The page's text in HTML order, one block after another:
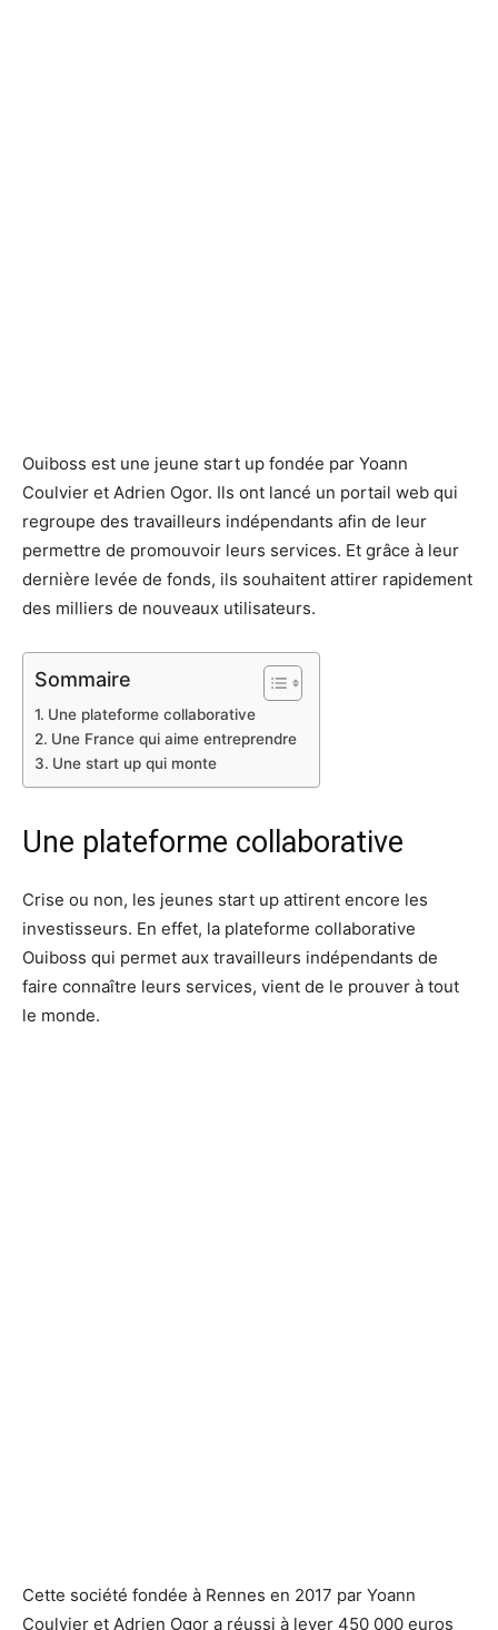
Ouiboss est une jeune start up fondée par Yoann
Coulvier et Adrien Ogor. Ils ont lancé un portail web qui
regroupe des travailleurs indépendants afin de leur
permettre de promouvoir leurs services. Et grâce à leur
dernière levée de fonds, ils souhaitent attirer rapidement
des milliers de nouveaux utilisateurs.
Sommaire
Une plateforme collaborative
Une France qui aime entreprendre
Une start up qui monte
Une plateforme collaborative
Crise ou non, les jeunes start up attirent encore les
investisseurs. En effet, la plateforme collaborative
Ouiboss qui permet aux travailleurs indépendants de
faire connaître leurs services, vient de le prouver à tout
le monde.
Cette société fondée à Rennes en 2017 par Yoann
Coulvier et Adrien Ogor a réussi à lever 450 000 euros